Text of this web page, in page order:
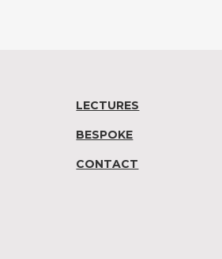
LECTURES
BESPOKE
CONTACT